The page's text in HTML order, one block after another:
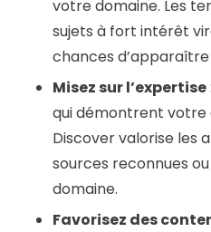
votre domaine. Les
sujets à fort intérêt
chances
Misez sur l’expertise
qui démontrent votre
Discover valorise les
sources reconnues
domaine.
Favorisez des